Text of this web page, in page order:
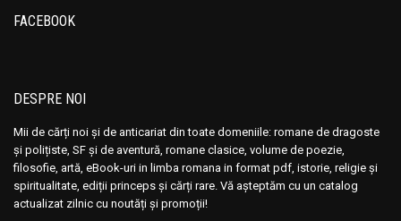
Jeanette Richards
Jennifer Blake
Jennifer Johnston
Jessica Logan
Jessica O'Connor
Jill Brady
Jeanette Richards
Jennifer Blake
Jennifer Johnston
Jessica Logan
Jessica O'Connor
Jill Brady
FACEBOOK
DESPRE NOI
Mii de cărți noi și de anticariat din toate domeniile: romane de dragoste
și polițiste, SF și de aventură, romane clasice, volume de poezie,
filosofie, artă, eBook-uri in limba romana in format pdf, istorie, religie și
spiritualitate, ediții princeps și cărți rare. Vă așteptăm cu un catalog
actualizat zilnic cu noutăți și promoții!